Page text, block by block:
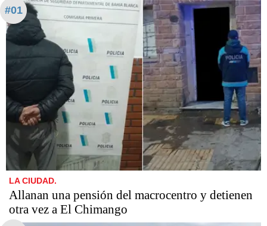
#01
LA CIUDAD.
Allanan una pensión del macrocentro y detienen
otra vez a El Chimango